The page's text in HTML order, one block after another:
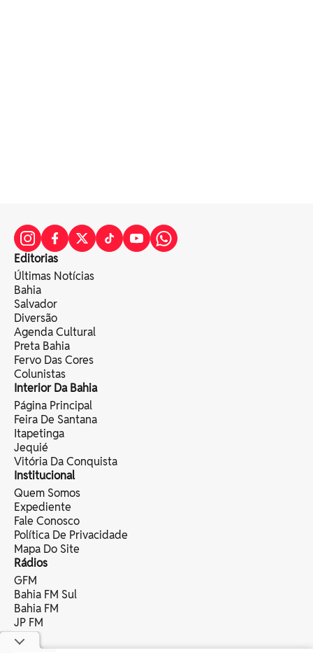
Editorias
Últimas Notícias
Bahia
Salvador
Diversão
Agenda Cultural
Preta Bahia
Fervo Das Cores
Colunistas
Interior Da Bahia
Página Principal
Feira De Santana
Itapetinga
Jequié
Vitória Da Conquista
Institucional
Quem Somos
Expediente
Fale Conosco
Política De Privacidade
Mapa Do Site
Rádios
GFM
Bahia FM Sul
Bahia FM
JP FM